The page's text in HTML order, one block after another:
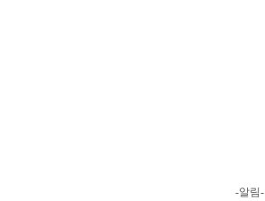
-알림-